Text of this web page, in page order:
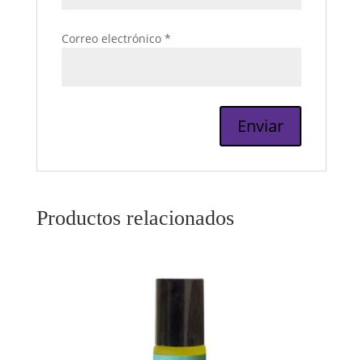
Correo electrónico *
Productos relacionados